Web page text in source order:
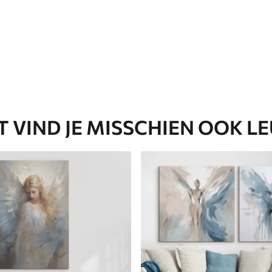
VIND JE MISSCHIEN OOK